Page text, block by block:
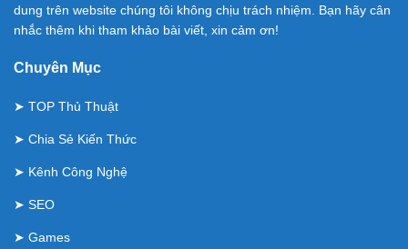
dung trên website chúng tôi không chịu trách nhiệm. Bạn hãy cân
nhắc thêm khi tham khảo bài viết, xin cảm ơn!
Chuyên Mục
➤ TOP Thủ Thuật
➤ Chia Sẻ Kiến Thức
➤ Kênh Công Nghệ
➤ SEO
➤ Games